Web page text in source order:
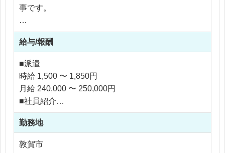
事です。
【業務内容】
・地域イベントの取材
・行政案件の企画制作
・ニュース原稿構成
・番組企画立案
・インタビュー対応
・撮影ディレクション
・映像編集
・テロップ制作指示
・放送準備
給与/報酬
■派遣
時給 1,500 〜 1,850円
月給 240,000 〜 250,000円
■社員紹介
月給 300,000 〜 350,000円
年収 4,500,000 〜 5,000,000円
※交通費支給
勤務地
敦賀市